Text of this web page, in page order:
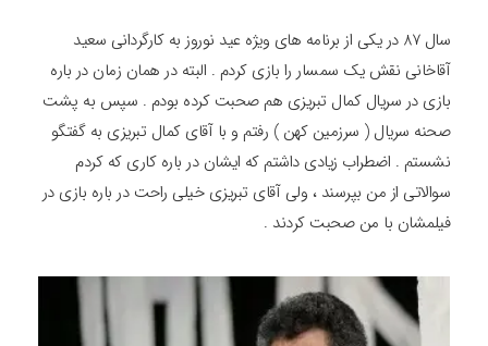
سال 87 در یکی از برنامه های ویژه عید نوروز به کارگردانی سعید
آقاخانی نقش یک سمسار را بازی کردم . البته در همان زمان در باره
بازی در سریال کمال تبریزی هم صحبت کرده بودم . سپس به پشت
صحنه سریال ( سرزمین کهن ) رفتم و با آقای کمال تبریزی به گفتگو
نشستم . اضطراب زیادی داشتم که ایشان در باره کاری که کردم
سوالاتی از من بپرسند ، ولی آقای تبریزی خیلی راحت در باره بازی در
فیلمشان با من صحبت کردند .